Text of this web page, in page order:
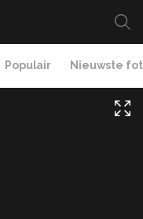
Populair Nieuwste